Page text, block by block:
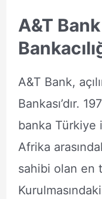
A&T
A&T Bank,
Bankası’dır.
banka Türkiye
Afrika
sahibi olan en